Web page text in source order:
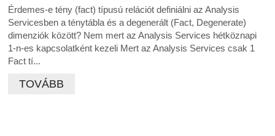
Érdemes-e tény (fact) típusú relációt definiálni az Analysis
Servicesben a ténytábla és a degenerált (Fact, Degenerate)
dimenziók között? Nem mert az Analysis Services hétköznapi
1-n-es kapcsolatként kezeli Mert az Analysis Services csak 1
Fact tí...
TOVÁBB